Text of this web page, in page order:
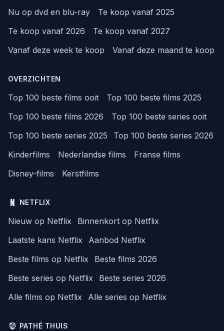
Nu op dvd en blu-ray
Te koop vanaf 2025
Te koop vanaf 2026
Te koop vanaf 2027
Vanaf deze week te koop
Vanaf deze maand te koop
OVERZICHTEN
Top 100 beste films ooit
Top 100 beste films 2025
Top 100 beste films 2026
Top 100 beste series ooit
Top 100 beste series 2025
Top 100 beste series 2026
Kinderfilms
Nederlandse films
Franse films
Disney-films
Kerstfilms
NETFLIX
Nieuw op Netflix
Binnenkort op Netflix
Laatste kans Netflix
Aanbod Netflix
Beste films op Netflix
Beste films 2026
Beste series op Netflix
Beste series 2026
Alle films op Netflix
Alle series op Netflix
PATHÉ THUIS